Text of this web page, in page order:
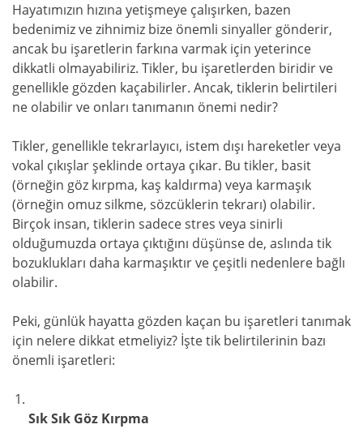
Hayatımızın hızına yetişmeye çalışırken, bazen
bedenimiz ve zihnimiz bize önemli sinyaller gönderir,
ancak bu işaretlerin farkına varmak için yeterince
dikkatli olmayabiliriz. Tikler, bu işaretlerden biridir ve
genellikle gözden kaçabilirler. Ancak, tiklerin belirtileri
ne olabilir ve onları tanımanın önemi nedir?
Tikler, genellikle tekrarlayıcı, istem dışı hareketler veya
vokal çıkışlar şeklinde ortaya çıkar. Bu tikler, basit
(örneğin göz kırpma, kaş kaldırma) veya karmaşık
(örneğin omuz silkme, sözcüklerin tekrarı) olabilir.
Birçok insan, tiklerin sadece stres veya sinirli
olduğumuzda ortaya çıktığını düşünse de, aslında tik
bozuklukları daha karmaşıktır ve çeşitli nedenlere bağlı
olabilir.
Peki, günlük hayatta gözden kaçan bu işaretleri tanımak
için nelere dikkat etmeliyiz? İşte tik belirtilerinin bazı
önemli işaretleri:
Sık Sık Göz Kırpma